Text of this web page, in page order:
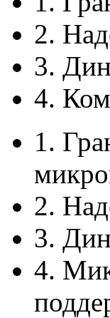
2.
3.
4.
1.
2.
3.
4.